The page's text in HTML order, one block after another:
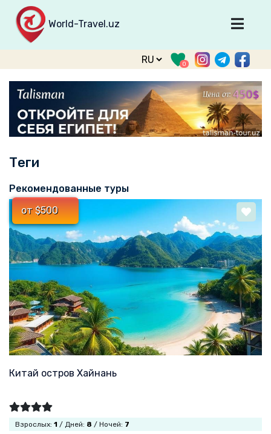
World-Travel.uz
Главная
Направления
Туры
Тур. фирмы
Войти
Зарегистрироваться
support@world-travel.uz
0
Теги
Рекомендованные туры
от $500
Китай остров Хайнань
Взрослых: 1 / Дней: 8 / Ночей: 7